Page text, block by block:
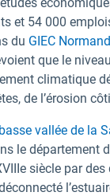
et 54 000
du GIEC Normand
que le
climatique
de l’érosion
basse vallée de la
le département
siècle par